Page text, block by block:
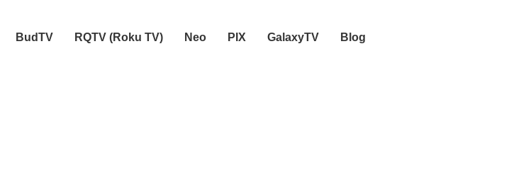
BudTV RQTV (Roku TV) Neo PIX GalaxyTV Blog